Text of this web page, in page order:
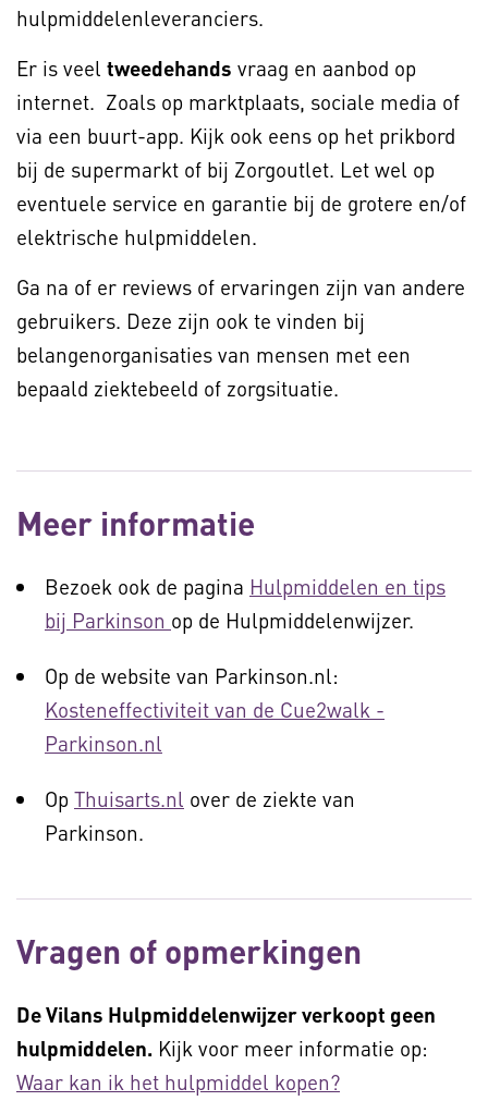
hulpmiddelenleveranciers.
Er is veel tweedehands vraag en aanbod op
internet. Zoals op marktplaats, sociale media of
via een buurt-app. Kijk ook eens op het prikbord
bij de supermarkt of bij Zorgoutlet. Let wel op
eventuele service en garantie bij de grotere en/of
elektrische hulpmiddelen.
Ga na of er reviews of ervaringen zijn van andere
gebruikers. Deze zijn ook te vinden bij
belangenorganisaties van mensen met een
bepaald ziektebeeld of zorgsituatie.
Meer informatie
Bezoek ook de pagina Hulpmiddelen en tips
bij Parkinson op de Hulpmiddelenwijzer.
Op de website van Parkinson.nl:
Kosteneffectiviteit van de Cue2walk -
Parkinson.nl
Op Thuisarts.nl over de ziekte van
Parkinson.
Vragen of opmerkingen
De Vilans Hulpmiddelenwijzer verkoopt geen
hulpmiddelen. Kijk voor meer informatie op:
Waar kan ik het hulpmiddel kopen?